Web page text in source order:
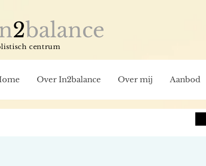
2balance
centrum
Over In2balance Over mij Aanbod